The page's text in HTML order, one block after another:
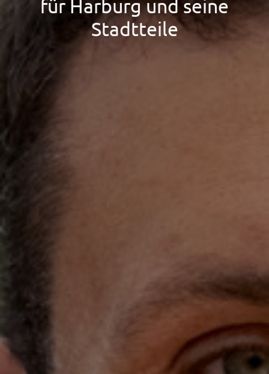
für Harburg und seine
Stadtteile